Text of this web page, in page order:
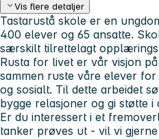
Vis flere detaljer
Tastarustå skole er en
400 elever og 65 ansatte.
særskilt tilrettelagt
Rusta for livet er vår visjon
sammen ruste våre elever
og sosialt. Til dette arbeidet
bygge relasjoner og gi støtte i
Er du interessert i et
tanker prøves ut - vil vi